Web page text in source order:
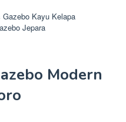
Jepara
Modern